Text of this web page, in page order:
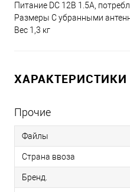
Питание DC 12В 1.5A,
Размеры С убранными
Вес 1,3 кг
ХАРАКТЕРИСТИКИ
Прочие
Файлы
Страна ввоза
Бренд.